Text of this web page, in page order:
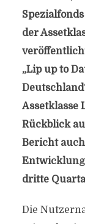
der
„Lip up to
Assetklasse
Rückblick
Bericht
dritte
Die